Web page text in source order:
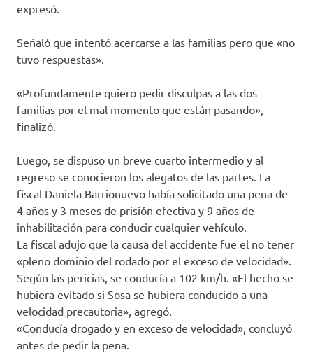
expresó.
Señaló que intentó acercarse a las familias pero que «no
tuvo respuestas».
«Profundamente quiero pedir disculpas a las dos
familias por el mal momento que están pasando»,
finalizó.
Luego, se dispuso un breve cuarto intermedio y al
regreso se conocieron los alegatos de las partes. La
fiscal Daniela Barrionuevo había solicitado una pena de
4 años y 3 meses de prisión efectiva y 9 años de
inhabilitación para conducir cualquier vehículo.
La fiscal adujo que la causa del accidente fue el no tener
«pleno dominio del rodado por el exceso de velocidad».
Según las pericias, se conducía a 102 km/h. «El hecho se
hubiera evitado si Sosa se hubiera conducido a una
velocidad precautoria», agregó.
«Conducía drogado y en exceso de velocidad», concluyó
antes de pedir la pena.